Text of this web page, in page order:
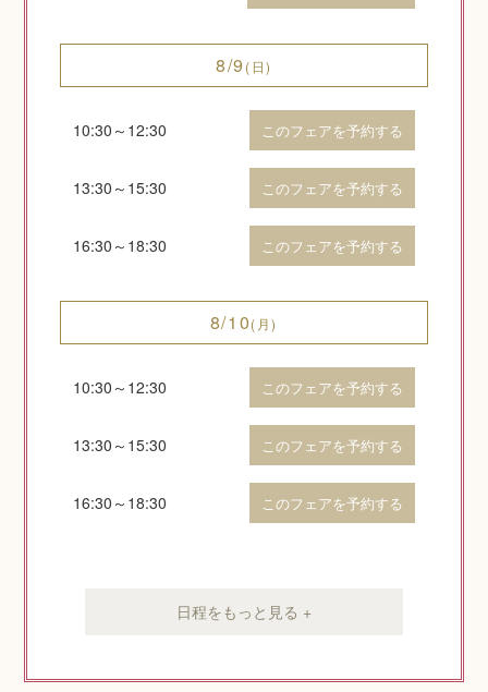
8/9 (日)
10:30～12:30 このフェアを予約する
13:30～15:30 このフェアを予約する
16:30～18:30 このフェアを予約する
8/10(月)
10:30～12:30 このフェアを予約する
13:30～15:30 このフェアを予約する
16:30～18:30 このフェアを予約する
日程をもっと見る +